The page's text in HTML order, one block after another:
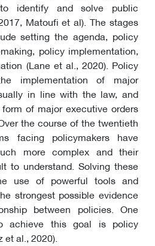
identify and solve public
Matoufi et al). The stages
setting the agenda, policy
policy implementation,
(Lane et al., 2020). Policy
implementation of major
in line with the law, and
of major executive orders
the course of the twentieth
facing policymakers have
more complex and their
to understand. Solving these
use of powerful tools and
strongest possible evidence
between policies. One
achieve this goal is policy
et al., 2020).